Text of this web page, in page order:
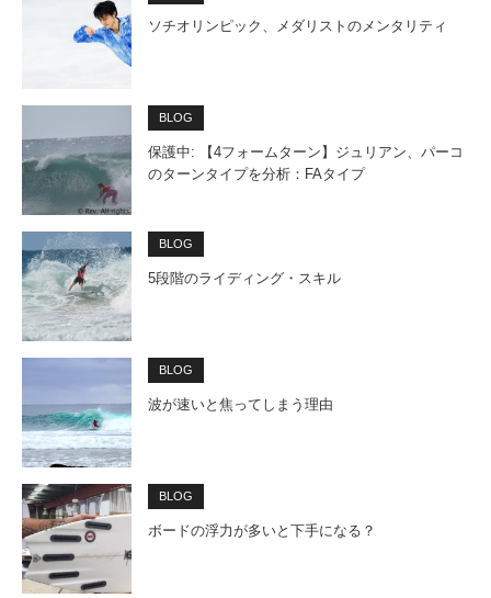
ソチオリンピック、メダリストのメンタリティ
BLOG
保護中: 【4フォームターン】ジュリアン、パーコ
のターンタイプを分析：FAタイプ
BLOG
5段階のライディング・スキル
BLOG
波が速いと焦ってしまう理由
BLOG
ボードの浮力が多いと下手になる？